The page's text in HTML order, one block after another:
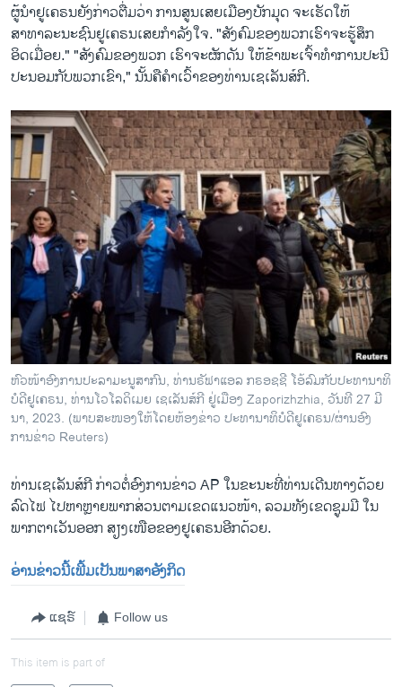
ຜູ້ນຳຢູ​ເຄ​ຣນ​ຍັງ​ກ່າວຕື່ມ​ວ່າ ການ​ສູນ​ເສຍ​ເມືອງບັກ​ມຸດ ຈະ​ເຮັດ​ໃຫ້​
ສາທາລະນະຊົນ​ຢູ​ເຄຣນເສຍກຳ​ລັງ​ໃຈ. "ສັງຄົມຂອງພວກເຮົາຈະຮູ້ສຶກ
ອິດເມື່ອຍ." "ສັງຄົມຂອງພວກ ເຮົາຈະຜັກ​ດັນ ໃຫ້ຂ້າ​ພະ​ເຈົ້າທຳການປະນີ
ປະນອມກັບພວກເຂົາ," ນັ້ນ​ຄື​ຄຳ​ເວົ້າຂອງ​ທ່ານເຊ​ເລັນ​ສ໌​ກີ.
ຫົວ​ໜ້າອົງ​ການ​ປະ​ລາ​ມະ​ນູ​ສາ​ກົນ, ທ່ານ​ຣັ​ຟາ​ແອ​ລ ກ​ຣອ​ຊ​ຊີ ໂອ້ລົມ​ກັບປະທານາທິ
ບໍດີຢູເຄຣນ, ທ່ານໂວໂລດິເມຍ ເຊເລັນສ໌ກີ ຢູ່​ເມືອງ Zaporizhzhia, ວັນ​ທີ 27 ມີ​
ນາ, 2023. (ພາບ​ສະ​ໜອງ​ໃຫ້​ໂດຍ​ຫ້ອງ​ຂ່າວ ປະທານາທິບໍດີຢູເຄຣນ/ຜ່ານ​ອົງ​
ການ​ຂ່າວ Reuters)
ທ່ານເຊ​ເລັນ​ສ໌​ກີ ກ່າວຕໍ່ອົງການຂ່າວ AP ໃນຂະນະທີ່ທ່ານເດີນທາງດ້ວຍ
ລົດໄຟ ໄປຫາຫຼາຍພາກສ່ວນຕາມເຂດແນວໜ້າ, ລວມທັງເຂດຊູມ​ມີ ໃນ
ພາກຕາເວັນອອກ ສຽງເໜືອຂອງຢູເຄຣນອີກ​ດ້ວຍ.
ອ່ານ​ຂ່າວນີ້​ເພີ້ມ​ເປັນ​ພາ​ສາ​ອັງ​ກິດ
ແຊຣ໌ Follow us
This item is part of